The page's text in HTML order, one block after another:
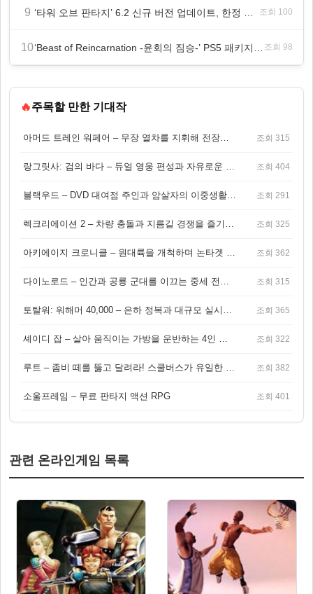
9 조회 100
10 조회 98
🔥주목할 만한 기대작
아머드 트레인 워페어 – 무장 열차를 지휘해 전장을 돌파하는 생존 전투 게임 조회 315
랑그릿사: 검의 바다 – 듀얼 영웅 편성과 자유로운 탐험을 결합한 판타지 전략 RPG 조회 404
블랙우드 – DVD 대여점 주인과 암살자의 이중생활을 그린 3인칭 액션 스릴러 게임 조회 291
렉크리에이션 2 – 차량 충돌과 지름길 경쟁을 즐기는 오픈월드 아케이드 레이싱 게임 조회 325
아키에이지 크로니클 – 원대륙을 개척하며 논타겟 전투를 즐기는 오픈월드 MMORPG 조회 362
다이노로드 – 인간과 공룡 군대를 이끄는 중세 전략 액션 RPG 조회 315
토탈워: 워해머 40,000 – 은하 정복과 대규모 실시간 전투가 결합된 전략 게임! 조회 365
셰이디 잡 – 살아 움직이는 가방을 운반하는 4인 협동 물리 어드벤처 게임 조회 322
루트 – 좀비 떼를 뚫고 달려라! 스쿨버스가 유일한 집이 되는 4인 협동 생존 게임 조회 382
소울프레임 – 무료 판타지 액션 RPG 조회 401
관련 온라인게임 목록